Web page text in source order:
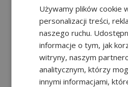
Używamy plików cookie
personalizacji treści,
naszego ruchu.
informacje o tym, jak
witryny, naszym
analitycznym, którzy
innymi informacjami,